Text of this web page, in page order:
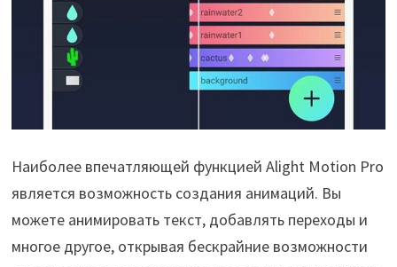
Наиболее впечатляющей функцией Alight Motion Pro
является возможность создания анимаций. Вы
можете анимировать текст, добавлять переходы и
многое другое, открывая бескрайние возможности